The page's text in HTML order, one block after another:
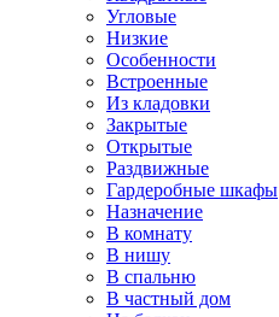
Угловые
Низкие
Особенности
Встроенные
Из кладовки
Закрытые
Открытые
Раздвижные
Гардеробные шкафы
Назначение
В комнату
В нишу
В спальню
В частный дом